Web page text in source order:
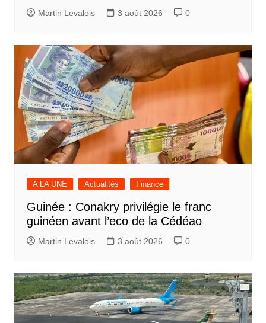
Martin Levalois 3 août 2026 0
A LA UNE Actualités Finance
Guinée : Conakry privilégie le franc
guinéen avant l’eco de la Cédéao
Martin Levalois 3 août 2026 0